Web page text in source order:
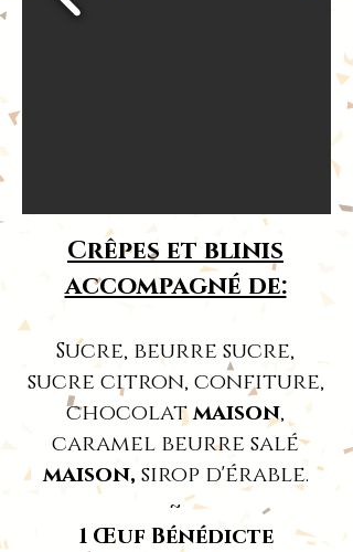
Crêpes et blinis
accompagné de:
Sucre, beurre sucre,
sucre citron, confiture,
chocolatmaison,
caramel beurre salé
maison, sirop d'érable.
~
1 Œuf Bénédicte